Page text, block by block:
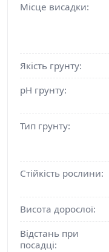
Місце висадки:
Якість грунту:
pH грунту:
Тип грунту:
Стійкість рослини:
Висота дорослої:
Відстань при
посадці: